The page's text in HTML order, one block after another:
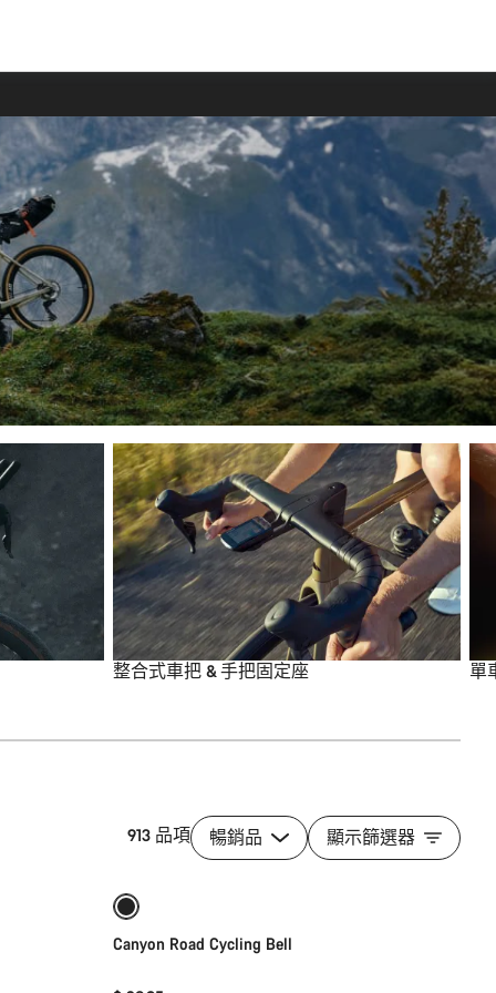
整合式車把 & 手把固定座 單
913 品項 暢銷品 顯示篩選器
添加至购物车
Canyon Road Cycling Bell